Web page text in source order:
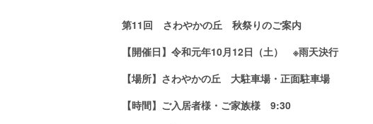
第11回 さわやかの丘 秋祭りのご案内
【開催日】令和元年10月12日（土） ※雨天決行
【場所】さわやかの丘 大駐車場・正面駐車場
【時間】ご入居者様・ご家族様 9:30